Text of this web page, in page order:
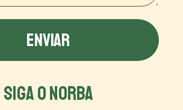
ENVIAR
SIGA O NORBA